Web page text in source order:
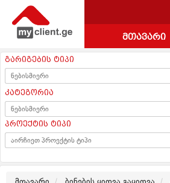
მთავარი
გარიგების ტიპი
კატეგორია
პროექტის ტიპი